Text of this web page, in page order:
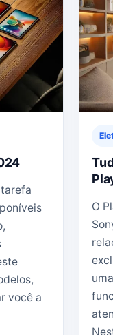
você a
O